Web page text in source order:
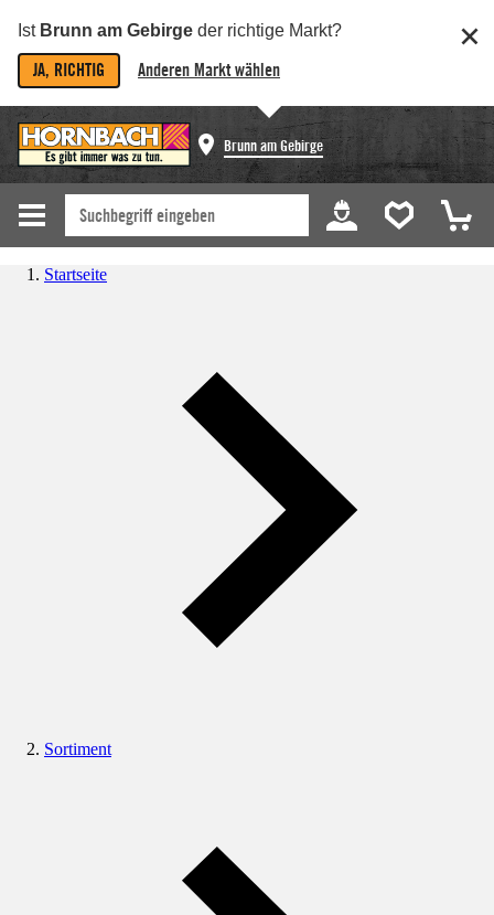
Ist Brunn am Gebirge der richtige Markt?
JA, RICHTIG Anderen Markt wählen
Brunn am Gebirge
Startseite
Sortiment